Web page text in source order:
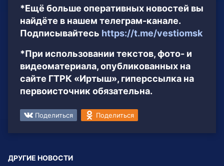
*Ещё больше оперативных новостей вы
найдёте в нашем телеграм-канале.
Подписывайтесь https://t.me/vestiomsk
*При использовании текстов, фото- и
видеоматериала, опубликованных на
сайте ГТРК «Иртыш», гиперссылка на
первоисточник обязательна.
Поделиться Поделиться
ДРУГИЕ НОВОСТИ